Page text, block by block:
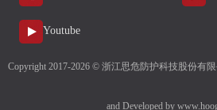
Youtube
Copyright 2017-2026 © 浙江思危防护科技股份有限
and Developed by